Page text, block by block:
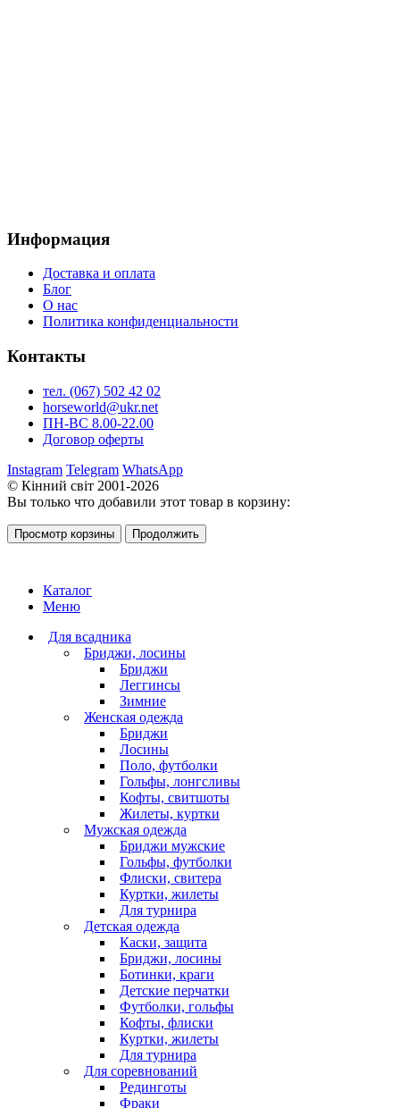
Информация
Доставка и оплата
Блог
О нас
Политика конфиденциальности
Контакты
тел. (067) 502 42 02
horseworld@ukr.net
ПН-ВС 8.00-22.00
Договор оферты
Instagram Telegram WhatsApp
© Кінний світ 2001-2026
Вы только что добавили этот товар в корзину:
Просмотр корзины Продолжить
Каталог
Меню
Для всадника
Бриджи, лосины
Бриджи
Леггинсы
Зимние
Женская одежда
Бриджи
Лосины
Поло, футболки
Гольфы, лонгсливы
Кофты, свитшоты
Жилеты, куртки
Мужская одежда
Бриджи мужские
Гольфы, футболки
Флиски, свитера
Куртки, жилеты
Для турнира
Детская одежда
Каски, защита
Бриджи, лосины
Ботинки, краги
Детские перчатки
Футболки, гольфы
Кофты, флиски
Куртки, жилеты
Для турнира
Для соревнований
Рединготы
Фраки